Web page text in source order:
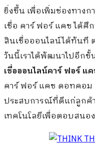
ยิ่งขึ้น เพื่อเพิ่มช่องทาง
เชื่อ คาร์ ฟอร์ แคช ได้ศึ
สินเชื่อออนไลน์ได้ทันที
วันนี้เราได้พัฒนาไปอีกขั้
เชื่อออนไลน์คาร์ ฟอร์ แ
คาร์ ฟอร์ แคช ดอทคอม
ประสบการณ์ที่ดีแก่ลูกค้
เทคโนโลยีเพื่อตอบสน